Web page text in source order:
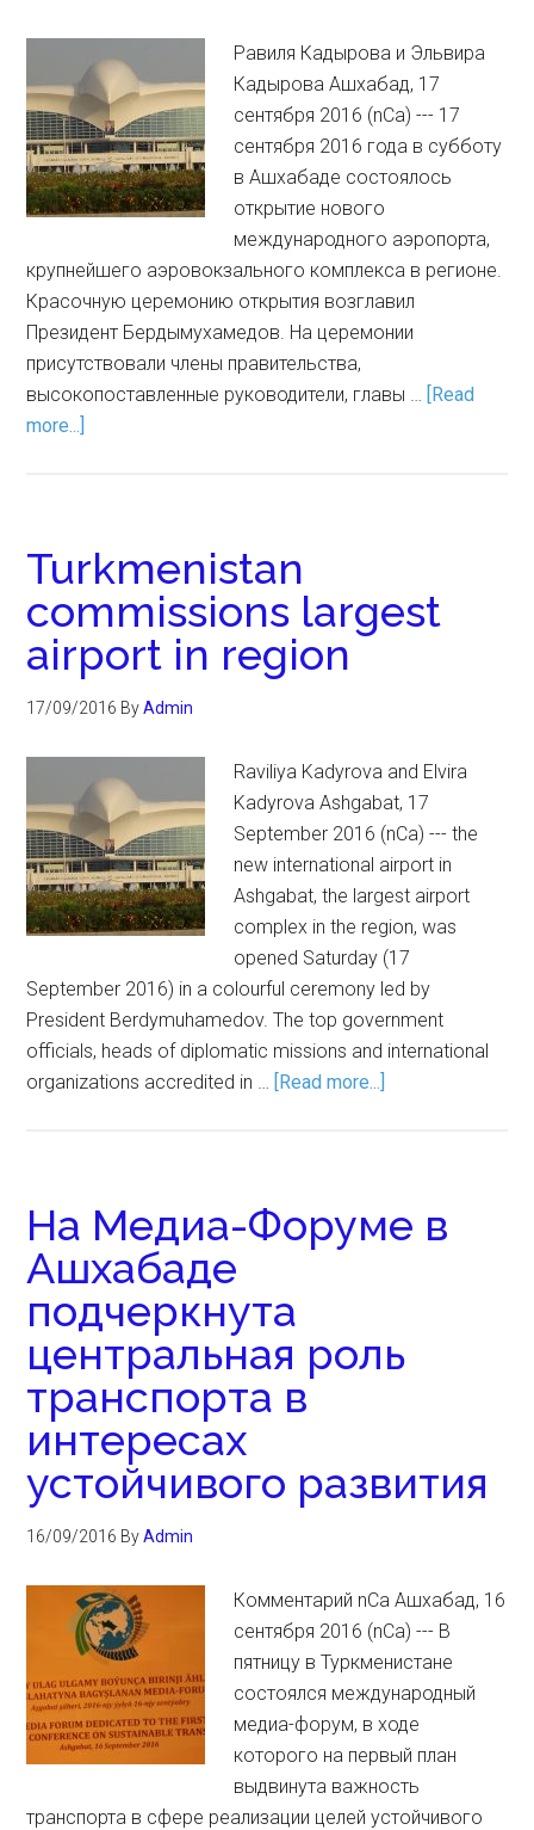
Равиля Кадырова и Эльвира
Кадырова Ашхабад, 17
сентября 2016 (nCa) --- 17
сентября 2016 года в субботу
в Ашхабаде состоялось
открытие нового
международного аэропорта,
крупнейшего аэровокзального комплекса в регионе.
Красочную церемонию открытия возглавил
Президент Бердымухамедов. На церемонии
присутствовали члены правительства,
высокопоставленные руководители, главы … [Read
more...]
Turkmenistan
commissions largest
airport in region
17/09/2016 ByAdmin
Raviliya Kadyrova and Elvira
Kadyrova Ashgabat, 17
September 2016 (nCa) --- the
new international airport in
Ashgabat, the largest airport
complex in the region, was
opened Saturday (17
September 2016) in a colourful ceremony led by
President Berdymuhamedov. The top government
officials, heads of diplomatic missions and international
organizations accredited in … [Read more...]
На Медиа-Форуме в
Ашхабаде
подчеркнута
центральная роль
транспорта в
интересах
устойчивого развития
16/09/2016 ByAdmin
Комментарий nCa Ашхабад, 16
сентября 2016 (nCa) --- В
пятницу в Туркменистане
состоялся международный
медиа-форум, в ходе
которого на первый план
выдвинута важность
транспорта в сфере реализации целей устойчивого